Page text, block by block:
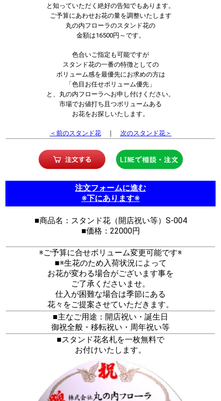
と知っていただく絶好の告知でもあります。
ご予算にあわせお花の量を調整いたします
丸の内フローラのスタンド花の
金額は16500円～です。
色合いご指定も可能ですが
スタンド花の一番の特徴としての
ボリューム感を最優先にお求めの方は
「色目お任せボリューム優先」
と、丸の内フローラへお申し付けください。
市場でお値打ち且つボリュームある
お花をお探しいたします。
＜前のスタンド花｜ 次のスタンド花＞
注文フォームに進む
※下にあります※
■商品名：スタンド花（開店祝い等）S-004
■価格：22000円
※ご予算に合せボリューム変更可能です※
■※生花のため入荷状況によって
お花が変わる場合がございます事を
ご了承くださいませ。
仕入が困難な場合は季節にある
花々をご提案させていただきます。
■主なご用途：開店祝い・誕生日
御祝全般・移転祝い・周年祝い等
■スタンド花名札を一枚無料で
お付けいたします。